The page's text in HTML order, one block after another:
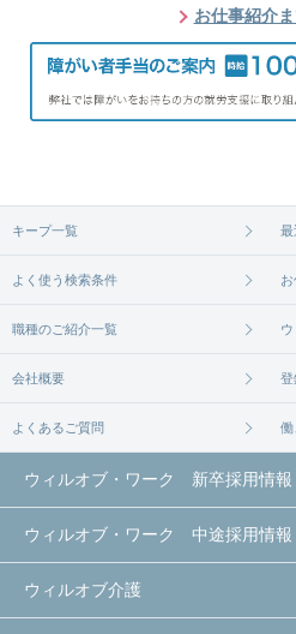
お仕事紹介
キープ一覧 最
よく使う検索条件
職種のご紹介一覧
会社概要 登
よくあるご質問 働
ウィルオブ・ワーク 新卒採用情報
ウィルオブ・ワーク 中途採用情報
ウィルオブ介護